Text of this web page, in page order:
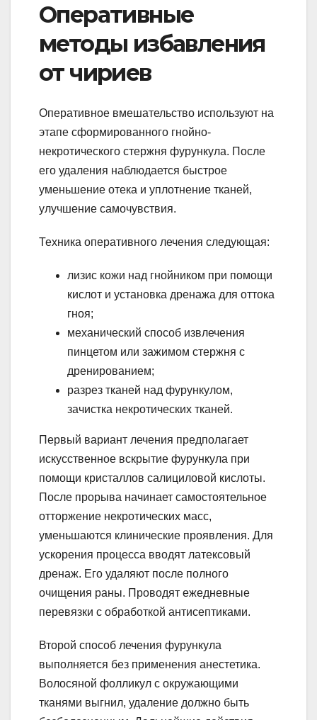
Оперативные
методы избавления
от чириев
Оперативное вмешательство используют на
этапе сформированного гнойно-
некротического стержня фурункула. После
его удаления наблюдается быстрое
уменьшение отека и уплотнение тканей,
улучшение самочувствия.
Техника оперативного лечения следующая:
лизис кожи над гнойником при помощи
кислот и установка дренажа для оттока
гноя;
механический способ извлечения
пинцетом или зажимом стержня с
дренированием;
разрез тканей над фурункулом,
зачистка некротических тканей.
Первый вариант лечения предполагает
искусственное вскрытие фурункула при
помощи кристаллов салициловой кислоты.
После прорыва начинает самостоятельное
отторжение некротических масс,
уменьшаются клинические проявления. Для
ускорения процесса вводят латексовый
дренаж. Его удаляют после полного
очищения раны. Проводят ежедневные
перевязки с обработкой антисептиками.
Второй способ лечения фурункула
выполняется без применения анестетика.
Волосяной фолликул с окружающими
тканями выгнил, удаление должно быть